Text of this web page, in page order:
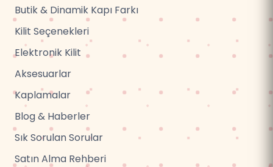
Butik & Dinamik Kapı Farkı
Kilit Seçenekleri
Elektronik Kilit
Aksesuarlar
Kaplamalar
Blog & Haberler
Sık Sorulan Sorular
Satın Alma Rehberi